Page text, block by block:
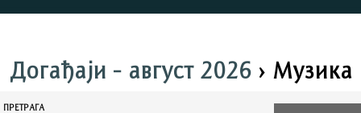
Догађаји - август 2026› Музика
ПРЕТРАГА